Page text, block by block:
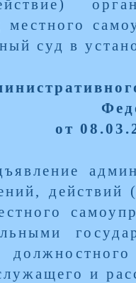
суд в
от
действий
и